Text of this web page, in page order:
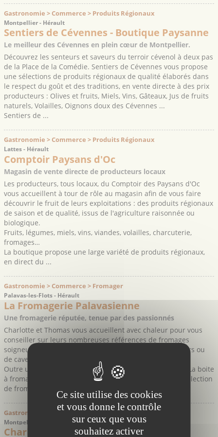
Gastronomie > Commerce > Produits Régionaux
Montpellier - Hérault
Sentiers de Cévennes - Boutique Paysanne
Le meilleur des Cévennes en plein cœur de Montpellier.
Découvrez les senteurs et saveurs du terroir cévenol à deux pas
de la Place de la Comédie. Sentiers de Cévennes vous propose
une sélections de produits régionaux de qualité élaborés dans
le respect du goût et des traditions, en vente directe à des prix
producteurs : Olives et fruits, Miels, Vins, Gâteaux, Jus de fruits
naturels, Volailles, Oignons doux des Cévennes ...
Sentiers de ...
Gastronomie > Commerce > Produits Régionaux
Lattes - Hérault
Comptoir Paysans d'Oc
Magasin de vente directe de producteurs locaux
Les producteurs, tous locaux, du Comptoir des Paysans d'Oc
vous accueillent à tour de rôle au magasin afin de vous faire
découvrir le fruit de leurs exploitations : des produits régionaux
de saison et de qualité, issus de l'agriculture raisonnée ou
biologique.
Fruits, légumes, miels, vins, viandes, volailles, charcuterie,
fromages…
La boutique propose une large variété de produits régionaux,
en direct du ...
Gastronomie > Commerce > Fromager
Palavas-les-Flots - Hérault
La Fromagerie Palavasienne
Une fromagerie réputée, tenue par des passionnés
Charlotte et Thomas vous accueillent avec chaleur pour vous
conseiller sur leurs nombreuses références de fromages
soigneusement sélectionnés auprès de petits producteurs ou
de caves d’affinages.
Outre un bel éventail des principaux fromages français, La boite
à fromage saura également vous séduire avec sa belle sélection
de fromages de chèvres et de brebis régionaux.
Gastronomie > Commerce > Produits Régionaux
Montpellier - Hérault
Charlotte aux Légumes
Ce site utilise des cookies
et vous donne le contrôle
sur ceux que vous
souhaitez activer